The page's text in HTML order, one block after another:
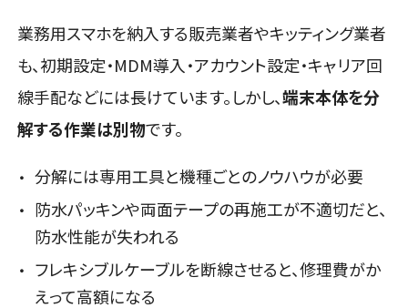
業務用スマホを納入する販売業者やキッティング業者
も、初期設定・MDM導入・アカウント設定・キャリア回
線手配などには長けています。しかし、端末本体を分
解する作業は別物です。
分解には専用工具と機種ごとのノウハウが必要
防水パッキンや両面テープの再施工が不適切だと、
防水性能が失われる
フレキシブルケーブルを断線させると、修理費がか
えって高額になる